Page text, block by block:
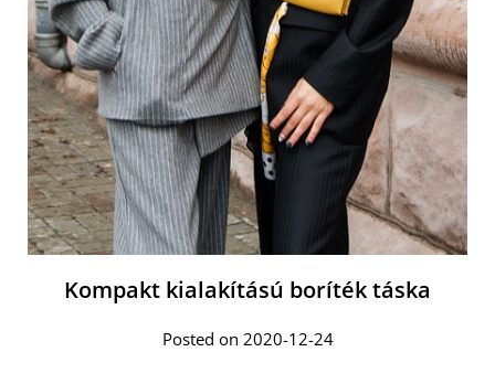
Kompakt kialakítású boríték táska
Posted on 2020-12-24